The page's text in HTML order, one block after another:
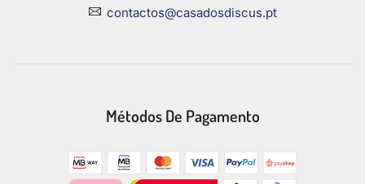
contactos@casadosdiscus.pt
Métodos De Pagamento